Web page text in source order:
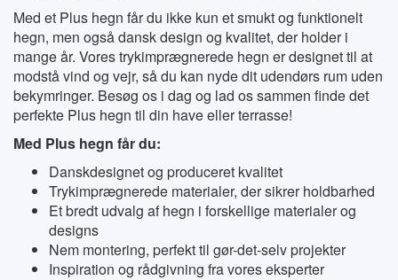
Med et Plus hegn får du ikke kun et smukt og funktionelt
hegn, men også dansk design og kvalitet, der holder i
mange år. Vores trykimprægnerede hegn er designet til at
modstå vind og vejr, så du kan nyde dit udendørs rum uden
bekymringer. Besøg os i dag og lad os sammen finde det
perfekte Plus hegn til din have eller terrasse!
Med Plus hegn får du:
Danskdesignet og produceret kvalitet
Trykimprægnerede materialer, der sikrer holdbarhed
Et bredt udvalg af hegn i forskellige materialer og
designs
Nem montering, perfekt til gør-det-selv projekter
Inspiration og rådgivning fra vores eksperter